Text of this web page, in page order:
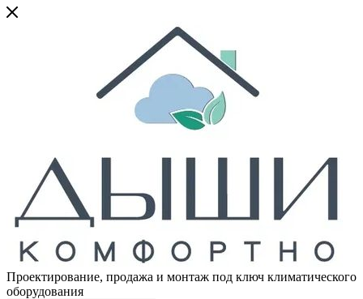
Проектирование, продажа и монтаж под ключ климатического
оборудования